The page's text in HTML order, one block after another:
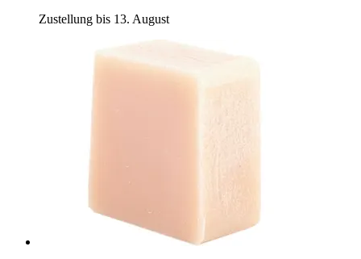
Zustellung bis 13. August